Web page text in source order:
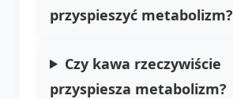
przyspieszyć metabolizm?
Czy kawa rzeczywiście
przyspiesza metabolizm?